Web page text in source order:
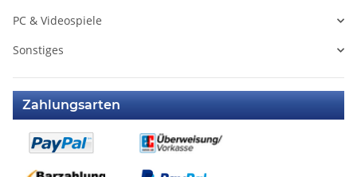
PC & Videospiele
Sonstiges
Zahlungsarten